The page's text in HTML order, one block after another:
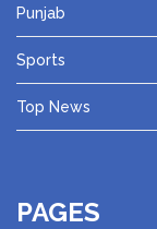
Punjab
Sports
Top News
PAGES